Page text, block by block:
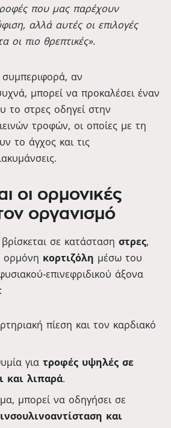
που μας παρέχουν
αλλά αυτές οι επιλογές
οι πιο θρεπτικές».
αν
μπορεί να προκαλέσει έναν
το στρες οδηγεί στην
τροφών, οι οποίες με τη
το άγχος και τις
οι ορμονικές
οργανισμό
σε κατάσταση στρες,
ορμόνη κορτιζόλη μέσω του
επινεφριδικού άξονα
πίεση και τον καρδιακό
για τροφές υψηλές σε
και λιπαρά.
μπορεί να οδηγήσει σε
και